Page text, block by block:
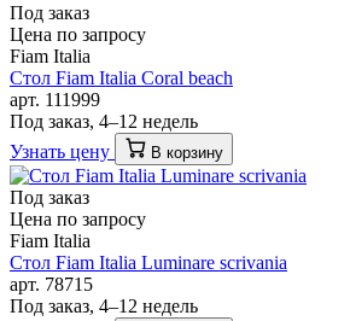
Под заказ
Цена по запросу
Fiam Italia
Стол Fiam Italia Coral beach
арт. 111999
Под заказ, 4–12 недель
Узнать цену
В корзину
Под заказ
Цена по запросу
Fiam Italia
Стол Fiam Italia Luminare scrivania
арт. 78715
Под заказ, 4–12 недель